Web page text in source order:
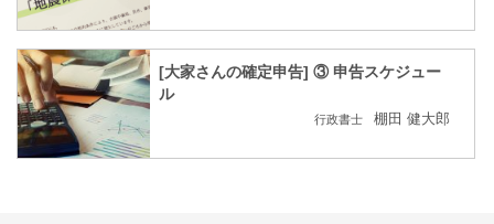
[大家さんの確定申告] ③ 申告スケジュー
ル
行政書士 棚田 健大郎